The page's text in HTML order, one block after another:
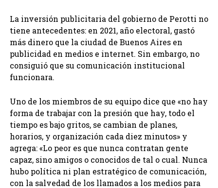
La inversión publicitaria del gobierno de Perotti no
tiene antecedentes: en 2021, año electoral, gastó
más dinero que la ciudad de Buenos Aires en
publicidad en medios e internet. Sin embargo, no
consiguió que su comunicación institucional
funcionara.
Uno de los miembros de su equipo dice que «no hay
forma de trabajar con la presión que hay, todo el
tiempo es bajo gritos, se cambian de planes,
horarios, y organización cada diez minutos» y
agrega: «Lo peor es que nunca contratan gente
capaz, sino amigos o conocidos de tal o cual. Nunca
hubo política ni plan estratégico de comunicación,
con la salvedad de los llamados a los medios para